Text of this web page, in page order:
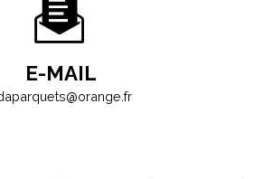
E-MAIL